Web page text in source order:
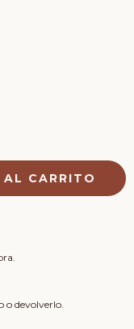
o devolverlo.